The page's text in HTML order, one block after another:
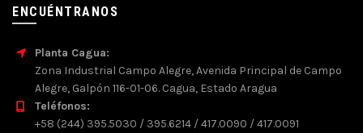
ENCUÉNTRANOS
Planta Cagua:
Zona Industrial Campo Alegre, Avenida Principal de Campo
Alegre, Galpón 116-01-06. Cagua, Estado Aragua
Teléfonos:
+58 (244) 395.5030 / 395.6214 / 417.0090 / 417.0091